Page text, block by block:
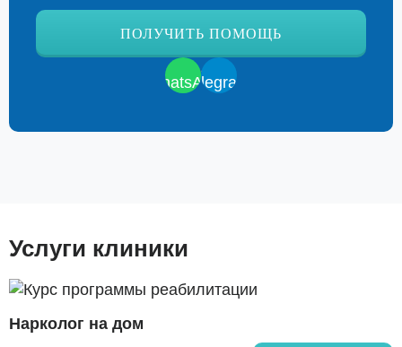
ПОЛУЧИТЬ ПОМОЩЬ
Услуги клиники
Нарколог на дом